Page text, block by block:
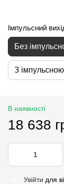
Імпульсний
Без
З
В наявності
18 638
Увійти для